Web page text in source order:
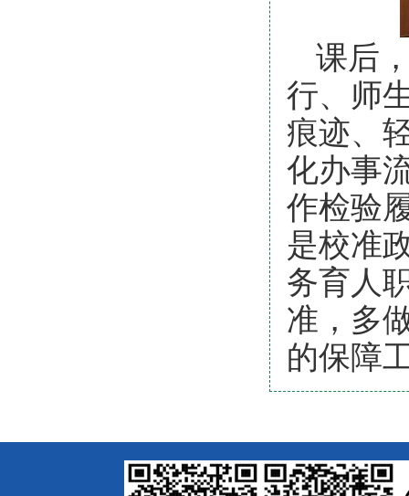
课后
行、师
痕迹、
化办事
作检验
是校准
务育人
准，多
的保障